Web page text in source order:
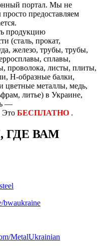
портал. Мы не
предоставляем
продукцию
(сталь, прокат,
железо, трубы, трубы,
сплавы,
проволока, листы, плиты,
H-образные балки,
цветные металлы, медь,
литье) в Украине,
—
Это БЕСПЛАТНО .
ГДЕ ВАМ
bwaukraine
MetalUkrainian